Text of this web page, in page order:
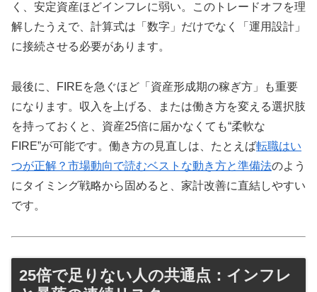
く、安定資産ほどインフレに弱い。このトレードオフを理
解したうえで、計算式は「数字」だけでなく「運用設計」
に接続させる必要があります。
最後に、FIREを急ぐほど「資産形成期の稼ぎ方」も重要
になります。収入を上げる、または働き方を変える選択肢
を持っておくと、資産25倍に届かなくても“柔軟な
FIRE”が可能です。働き方の見直しは、たとえば転職はい
つが正解？市場動向で読むベストな動き方と準備法のよう
にタイミング戦略から固めると、家計改善に直結しやすい
です。
25倍で足りない人の共通点：インフレ